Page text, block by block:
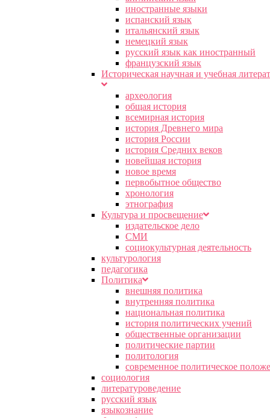
иностранные языки
испанский язык
итальянский язык
немецкий язык
русский язык как иностранный
французский язык
Историческая научная и учебная
археология
общая история
всемирная история
история Древнего мира
история России
история Средних веков
новейшая история
новое время
первобытное общество
хронология
этнография
Культура и просвещение
издательское дело
СМИ
социокультурная деятельность
культурология
педагогика
Политика
внешняя политика
внутренняя политика
национальная политика
история политических учений
общественные организации
политические партии
политология
современное политическое
социология
литературоведение
русский язык
языкознание